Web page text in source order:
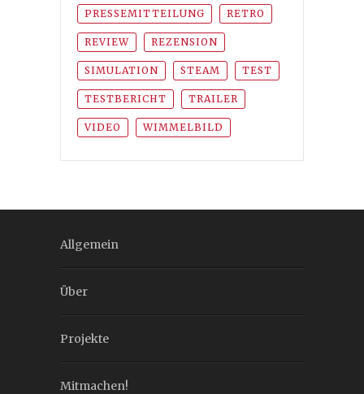
PRESSEMITTEILUNG RETRO
REVIEW REZENSION
SIMULATION STEAM TEST
TESTBERICHT TRAILER
VIDEO WIMMELBILD
Allgemein
Über
Projekte
Mitmachen!